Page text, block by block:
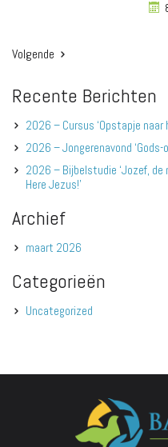
Bericht
navigatie
Volgende
Recente Berichten
2026 – Cursus ‘Opstapje naar
2026 – Jongerenavond ‘Gods-
2026 – Bijbelstudie ‘Jozef,
Here Jezus!’
Archief
maart 2026
Categorieën
Uncategorized